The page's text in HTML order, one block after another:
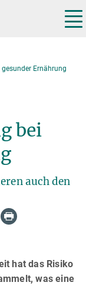
Ernährung
bei
auch den
hat das Risiko
was eine